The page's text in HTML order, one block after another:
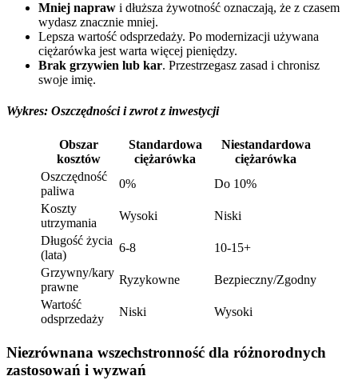
Mniej napraw i dłuższa żywotność oznaczają, że z czasem
wydasz znacznie mniej.
Lepsza wartość odsprzedaży. Po modernizacji używana
ciężarówka jest warta więcej pieniędzy.
Brak grzywien lub kar. Przestrzegasz zasad i chronisz
swoje imię.
Wykres: Oszczędności i zwrot z inwestycji
Obszar
kosztów
Standardowa
ciężarówka
Niestandardowa
ciężarówka
Oszczędność
paliwa
0%
Do 10%
Koszty
utrzymania
Wysoki
Niski
Długość życia
(lata)
6-8
10-15+
Grzywny/kary
prawne
Ryzykowne
Bezpieczny/Zgodny
Wartość
odsprzedaży
Niski Wysoki
Niezrównana wszechstronność dla różnorodnych
zastosowań i wyzwań